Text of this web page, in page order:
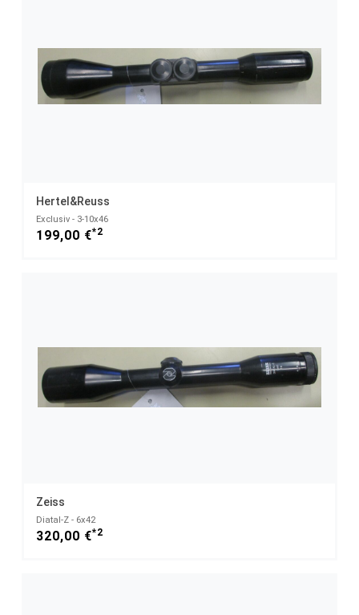
Hertel&Reuss
Exclusiv - 3-10x46
199,00 €*2
Zeiss
Diatal-Z - 6x42
320,00 €*2